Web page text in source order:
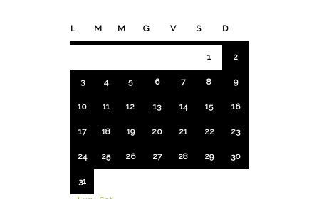
L M M G V S D
1 2
3 4 5 6 7 8 9
10 11 12 13 14 15 16
17 18 19 20 21 22 23
24 25 26 27 28 29 30
31